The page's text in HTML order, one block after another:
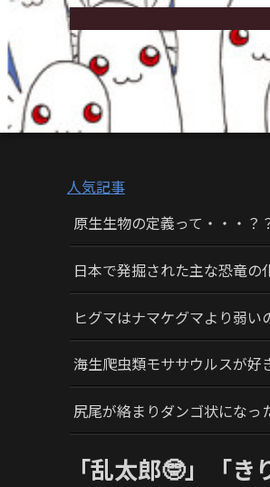
人気記事
原生生物の定義って・・・？
日本で発掘された主な恐竜の
ヒグマはナマケグマより弱い
海生爬虫類モササウルスが
尻尾が絡まりダンゴ状になっ
「乱太郎🤓」「